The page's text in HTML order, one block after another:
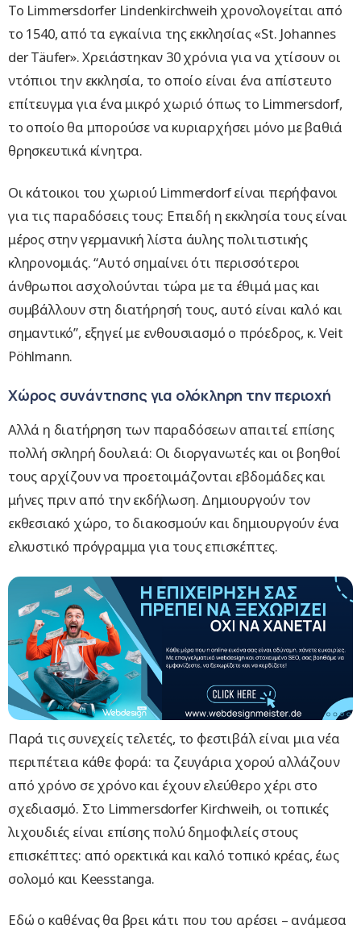
Το Limmersdorfer Lindenkirchweih χρονολογείται από
το 1540, από τα εγκαίνια της εκκλησίας «St. Johannes
der Täufer». Χρειάστηκαν 30 χρόνια για να χτίσουν οι
ντόπιοι την εκκλησία, το οποίο είναι ένα απίστευτο
επίτευγμα για ένα μικρό χωριό όπως το Limmersdorf,
το οποίο θα μπορούσε να κυριαρχήσει μόνο με βαθιά
θρησκευτικά κίνητρα.
Οι κάτοικοι του χωριού Limmerdorf είναι περήφανοι
για τις παραδόσεις τους: Επειδή η εκκλησία τους είναι
μέρος στην γερμανική λίστα άυλης πολιτιστικής
κληρονομιάς. “Αυτό σημαίνει ότι περισσότεροι
άνθρωποι ασχολούνται τώρα με τα έθιμά μας και
συμβάλλουν στη διατήρησή τους, αυτό είναι καλό και
σημαντικό”, εξηγεί με ενθουσιασμό ο πρόεδρος, κ. Veit
Pöhlmann.
Χώρος συνάντησης για ολόκληρη την περιοχή
Αλλά η διατήρηση των παραδόσεων απαιτεί επίσης
πολλή σκληρή δουλειά: Οι διοργανωτές και οι βοηθοί
τους αρχίζουν να προετοιμάζονται εβδομάδες και
μήνες πριν από την εκδήλωση. Δημιουργούν τον
εκθεσιακό χώρο, το διακοσμούν και δημιουργούν ένα
ελκυστικό πρόγραμμα για τους επισκέπτες.
Παρά τις συνεχείς τελετές, το φεστιβάλ είναι μια νέα
περιπέτεια κάθε φορά: τα ζευγάρια χορού αλλάζουν
από χρόνο σε χρόνο και έχουν ελεύθερο χέρι στο
σχεδιασμό. Στο Limmersdorfer Kirchweih, οι τοπικές
λιχουδιές είναι επίσης πολύ δημοφιλείς στους
επισκέπτες: από ορεκτικά και καλό τοπικό κρέας, έως
σολομό και Keesstanga.
Εδώ ο καθένας θα βρει κάτι που του αρέσει – ανάμεσα